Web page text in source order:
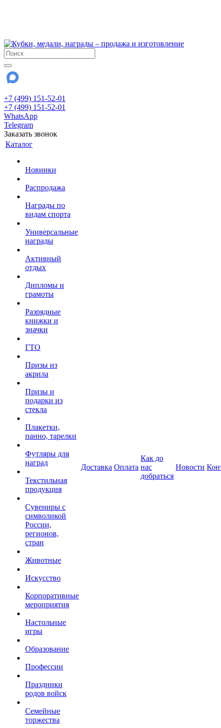
+7 (499) 151-52-01
+7 (499) 151-52-01
WhatsApp
Telegram
Заказать звонок
Каталог
Новинки
Распродажа
Награды по
видам спорта
Универсальные
награды
Активный
отдых
Дипломы и
грамоты
Разрядные
книжки и
значки
ГТО
Призы из
акрила
Призы и
подарки из
стекла
Плакетки,
панно, тарелки
Футляры для
наград
Текстильная
продукция
Сувениры с
символикой
России,
регионов,
стран
Животные
Искусство
Корпоративные
мероприятия
Настольные
игры
Образование
Профессии
Праздники
родов войск
Семейные
торжества
Доставка Оплата
Как до
нас
добраться
Новости